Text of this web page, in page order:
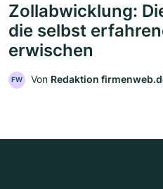
Zollabwicklung:
die selbst
erwischen
FW Von Redaktion